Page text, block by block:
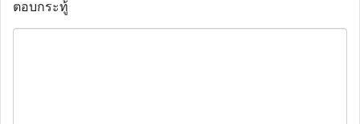
ตอบกระทู้